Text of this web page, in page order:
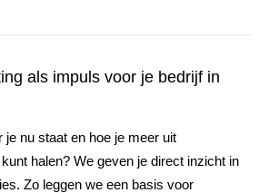
als impuls voor je bedrijf in
je nu staat en hoe je meer uit
halen? We geven je direct inzicht in
Zo leggen we een basis voor